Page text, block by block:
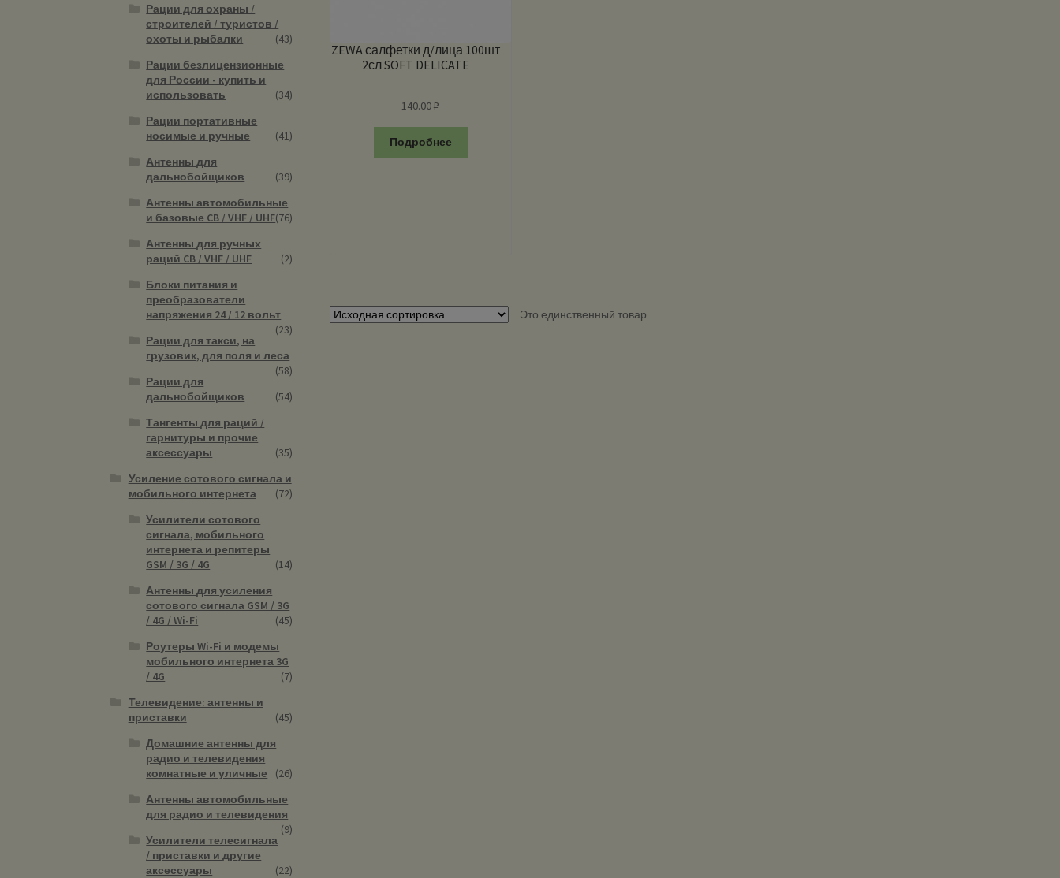
ZEWA салфетки д/лица 100шт
2сл SOFT DELICATE
140.00₽
Подробнее
Это единственный товар
Рации для охраны /
строителей / туристов /
охоты и рыбалки
(43)
Рации безлицензионные
для России - купить и
использовать
(34)
Рации портативные
носимые и ручные
(41)
Антенны для
дальнобойщиков
(39)
Антенны автомобильные
и базовые CB / VHF / UHF(76)
Антенны для ручных
раций CB / VHF / UHF
(2)
Блоки питания и
преобразователи
напряжения 24 / 12 вольт
(23)
Рации для такси, на
грузовик, для поля и леса
(58)
Рации для
дальнобойщиков
(54)
Тангенты для раций /
гарнитуры и прочие
аксессуары
(35)
Усиление сотового сигнала и
мобильного интернета
(72)
Усилители сотового
сигнала, мобильного
интернета и репитеры
GSM / 3G / 4G
(14)
Антенны для усиления
сотового сигнала GSM / 3G
/ 4G / Wi-Fi
(45)
Роутеры Wi-Fi и модемы
мобильного интернета 3G
/ 4G
(7)
Телевидение: антенны и
приставки
(45)
Домашние антенны для
радио и телевидения
комнатные и уличные
(26)
Антенны автомобильные
для радио и телевидения
(9)
Усилители телесигнала
/ приставки и другие
аксессуары
(22)